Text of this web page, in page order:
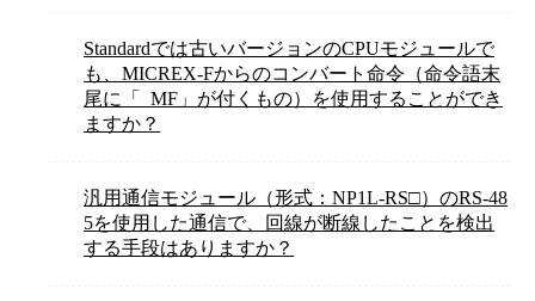
Standardでは古いバージョンのCPUモジュールで
も、MICREX-Fからのコンバート命令（命令語末
尾に「_MF」が付くもの）を使用することができ
ますか？
汎用通信モジュール（形式：NP1L-RS□）のRS-48
5を使用した通信で、回線が断線したことを検出
する手段はありますか？